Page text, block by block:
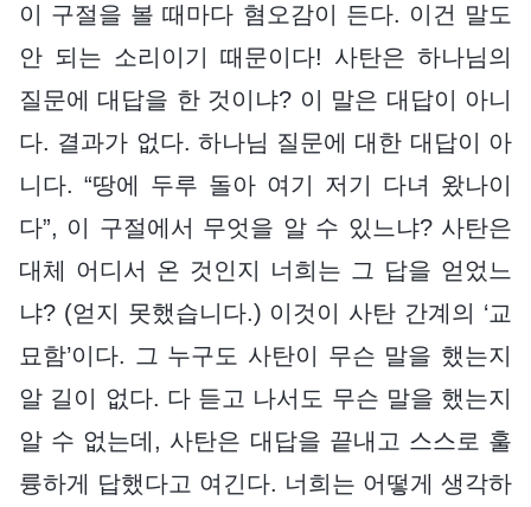
이 구절을 볼 때마다 혐오감이 든다. 이건 말도
안 되는 소리이기 때문이다! 사탄은 하나님의
질문에 대답을 한 것이냐? 이 말은 대답이 아니
다. 결과가 없다. 하나님 질문에 대한 대답이 아
니다. “땅에 두루 돌아 여기 저기 다녀 왔나이
다”, 이 구절에서 무엇을 알 수 있느냐? 사탄은
대체 어디서 온 것인지 너희는 그 답을 얻었느
냐? (얻지 못했습니다.) 이것이 사탄 간계의 ‘교
묘함’이다. 그 누구도 사탄이 무슨 말을 했는지
알 길이 없다. 다 듣고 나서도 무슨 말을 했는지
알 수 없는데, 사탄은 대답을 끝내고 스스로 훌
륭하게 답했다고 여긴다. 너희는 어떻게 생각하